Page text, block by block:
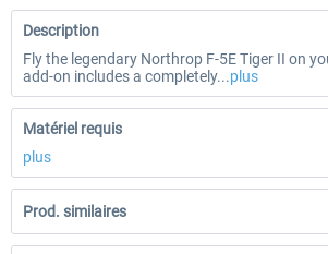
Description
Fly the legendary Northrop F-5E Tiger II on
add-on includes a completely...plus
Matériel requis
plus
Prod. similaires